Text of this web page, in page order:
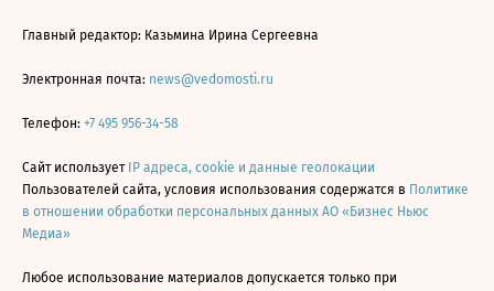
Главный редактор: Казьмина Ирина Сергеевна
Электронная почта: news@vedomosti.ru
Телефон: +7 495 956-34-58
Сайт использует IP адреса, cookie и данные геолокации
Пользователей сайта, условия использования содержатся в Политике
в отношении обработки персональных данных АО «Бизнес Ньюс
Медиа»
Любое использование материалов допускается только при